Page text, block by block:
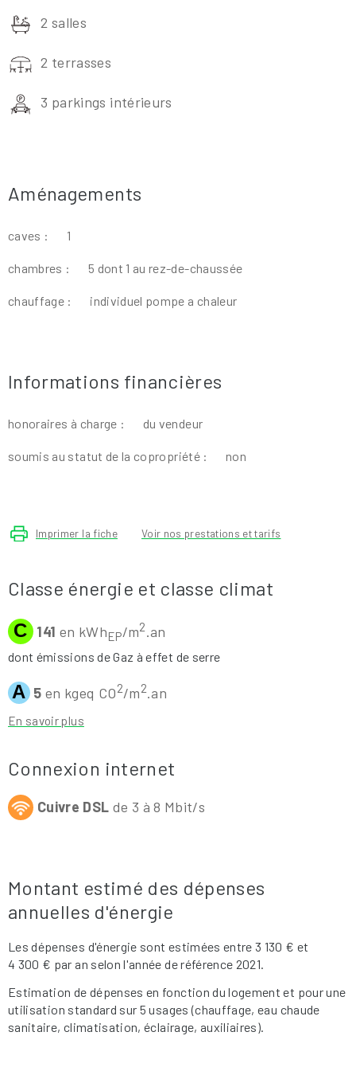
2 salles
2 terrasses
3 parkings intérieurs
Aménagements
caves : 1
chambres : 5 dont 1 au rez-de-chaussée
chauffage : individuel pompe a chaleur
Informations financières
honoraires à charge : du vendeur
soumis au statut de la copropriété : non
Imprimer la fiche Voir nos prestations et tarifs
Classe énergie et classe climat
C 141 en kWhEP/m2.an
dont émissions de Gaz à effet de serre
A 5 en kgeq CO2/m2.an
En savoir plus
Connexion internet
Cuivre DSL de 3 à 8 Mbit/s
Montant estimé des dépenses
annuelles d'énergie
Les dépenses d'énergie sont estimées entre 3 130 € et
4 300 € par an selon l'année de référence 2021.
Estimation de dépenses en fonction du logement et pour une
utilisation standard sur 5 usages (chauffage, eau chaude
sanitaire, climatisation, éclairage, auxiliaires).